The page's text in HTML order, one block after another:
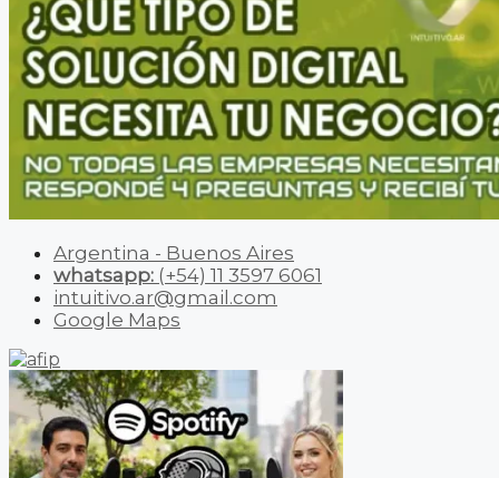
Argentina - Buenos Aires
whatsapp: (+54) 11 3597 6061
intuitivo.ar@gmail.com
Google Maps